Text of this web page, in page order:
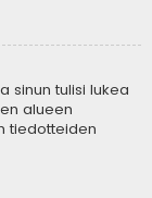
sinun tulisi lukea
alueen
tiedotteiden